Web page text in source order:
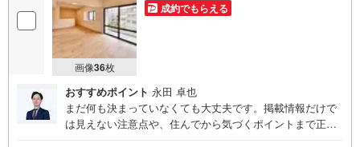
弊社が会員様のみにご提供する先行公開物件も多数ご提案いたします。ホ
ームページにて会員登録ください
資料請求は【下部のオレンジ色資料請求ボタン】よりお問い合わせくださ
画像36枚
成約でもらえる
おすすめポイント 永田 卓也
まだ何も決まっていなくても大丈夫です。掲載情報だけで
は見えない注意点や、住んでから気づくポイントまで正直